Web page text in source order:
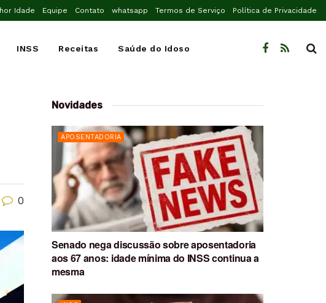
Idade Equipe Contato whatsapp Termos de Serviço Política de Privacidade
INSS Receitas Saúde do Idoso
0
Novidades
APOSENTADORIA
Senado nega discussão sobre aposentadoria
aos 67 anos: idade mínima do INSS continua a
mesma